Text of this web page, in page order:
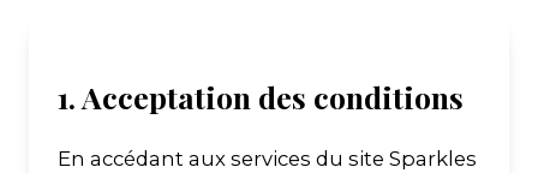
1. Acceptation des conditions
En accédant aux services du site Sparkles